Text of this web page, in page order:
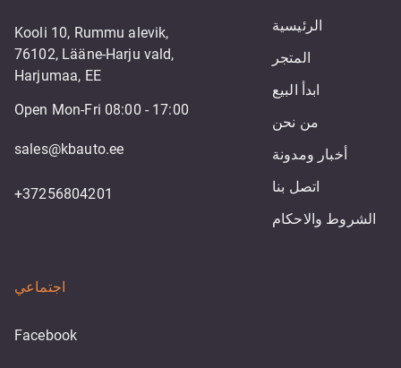
Kooli 10, Rummu alevik,
76102, Lääne-Harju vald,
Harjumaa, EE
Open Mon-Fri 08:00 - 17:00
sales@kbauto.ee
+37256804201
الرئيسية
المتجر
ابدأ البيع
من نحن
أخبار ومدونة
اتصل بنا
الشروط والاحكام
اجتماعي
Facebook